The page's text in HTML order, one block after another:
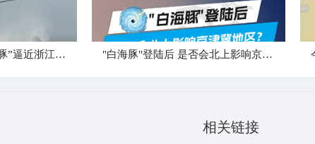
狂风卷巨浪 台风“白海豚”逼近浙江舟山 "白海豚"登陆后 是否会北上影响京津冀地区？
相关链接